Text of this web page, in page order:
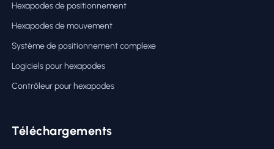
Hexapodes de positionnement
Hexapodes de mouvement
Système de positionnement complexe
Logiciels pour hexapodes
Contrôleur pour hexapodes
Téléchargements